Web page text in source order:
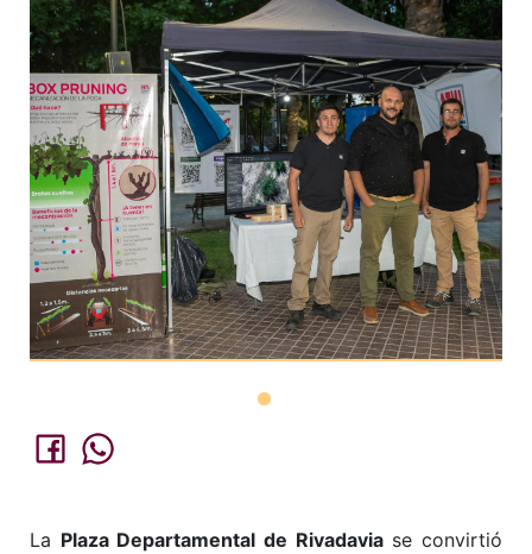
La Plaza Departamental de Rivadaviase convirtió